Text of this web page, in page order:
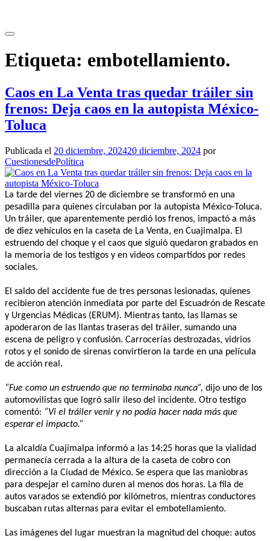
contenido
Etiqueta: embotellamiento.
Caos en La Venta tras quedar tráiler sin
frenos: Deja caos en la autopista México-
Toluca
Publicada el 20 diciembre, 202420 diciembre, 2024 por
CuestionesdePolítica
La tarde del viernes 20 de diciembre se transformó en una
pesadilla para quienes circulaban por la autopista México-Toluca.
Un tráiler, que aparentemente perdió los frenos, impactó a más
de diez vehículos en la caseta de La Venta, en Cuajimalpa. El
estruendo del choque y el caos que siguió quedaron grabados en
la memoria de los testigos y en videos compartidos por redes
sociales.
El saldo del accidente fue de tres personas lesionadas, quienes
recibieron atención inmediata por parte del Escuadrón de Rescate
y Urgencias Médicas (ERUM). Mientras tanto, las llamas se
apoderaron de las llantas traseras del tráiler, sumando una
escena de peligro y confusión. Carrocerías destrozadas, vidrios
rotos y el sonido de sirenas convirtieron la tarde en una película
de acción real.
“Fue como un estruendo que no terminaba nunca”, dijo uno de los
automovilistas que logró salir ileso del incidente. Otro testigo
comentó: “Vi el tráiler venir y no podía hacer nada más que
esperar el impacto.”
La alcaldía Cuajimalpa informó a las 14:25 horas que la vialidad
permanecía cerrada a la altura de la caseta de cobro con
dirección a la Ciudad de México. Se espera que las maniobras
para despejar el camino duren al menos dos horas. La fila de
autos varados se extendió por kilómetros, mientras conductores
buscaban rutas alternas para evitar el embotellamiento.
Las imágenes del lugar muestran la magnitud del choque: autos